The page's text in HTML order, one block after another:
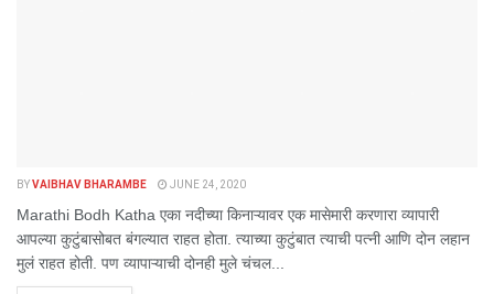
BYVAIBHAV BHARAMBE JUNE 24, 2020
Marathi Bodh Katha एका नदीच्या किनाऱ्यावर एक मासेमारी करणारा व्यापारी
आपल्या कुटुंबासोबत बंगल्यात राहत होता. त्याच्या कुटुंबात त्याची पत्नी आणि दोन लहान
मुलं राहत होती. पण व्यापाऱ्याची दोनही मुले चंचल...